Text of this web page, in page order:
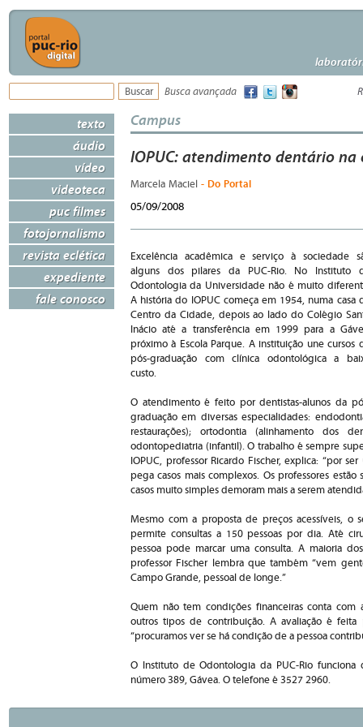
Busca avançada
texto
áudio
vídeo
videoteca
puc filmes
fotojornalismo
revista eclética
expediente
fale conosco
Campus
IOPUC: atendimento dentário na
Marcela Maciel - Do Portal
05/09/2008
Excelência acadêmica e serviço à sociedade
alguns dos pilares da PUC-Rio. No Instituto
Odontologia da Universidade não é muito
A história do IOPUC começa em 1954, numa casa
Centro da Cidade, depois ao lado do Colégio
Inácio até a transferência em 1999 para a
próximo à Escola Parque. A instituição une cursos
pós-graduação com clínica odontológica a
custo.
O atendimento é feito por dentistas-alunos da
graduação em diversas especialidades:
restaurações); ortodontia (alinhamento dos
odontopediatria (infantil). O trabalho é sempre
IOPUC, professor Ricardo Fischer, explica: “por
pega casos mais complexos. Os professores
casos muito simples demoram mais a serem
Mesmo com a proposta de preços acessíveis,
permite consultas a 150 pessoas por dia. Até
pessoa pode marcar uma consulta. A maioria
professor Fischer lembra que também “vem
Campo Grande, pessoal de longe.”
Quem não tem condições financeiras conta
outros tipos de contribuição. A avaliação é feita
“procuramos ver se há condição de a pessoa
O Instituto de Odontologia da PUC-Rio
número 389, Gávea. O telefone é 3527 2960.